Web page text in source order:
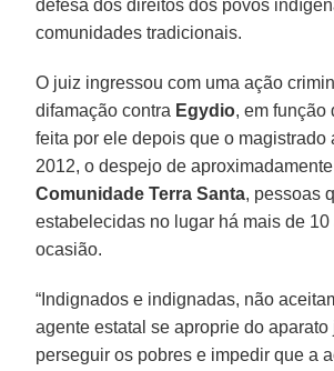
defesa dos direitos dos povos
comunidades tradicionais.
O juiz ingressou com uma ação
difamação contra Egydio, em função
feita por ele depois que o magistrado
2012, o despejo de
Comunidade Terra Santa, pessoas
estabelecidas no lugar há mais de 10
ocasião.
“Indignados e indignadas, não
agente estatal se aproprie do aparato
perseguir os pobres e impedir que a